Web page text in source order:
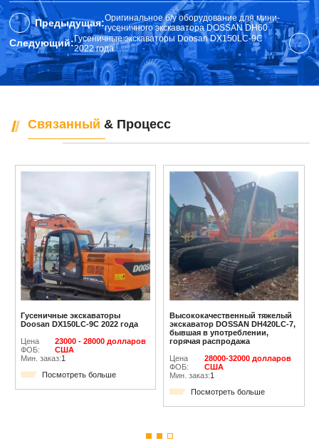
Предыдущая:Оригинальное б/у оборудование для мини-
гусеничного экскаватора DOSSAN DH60
Следующий:Гусеничные экскаваторы Doosan DX150LC-9C
2022 года
Связанный & Процесс
Гусеничные экскаваторы
Doosan DX150LC-9C 2022 года
Цена
ФОБ:
23000 - 28000 долларов
США
Мин. заказ:1
Посмотреть больше
Высококачественный тяжелый
экскаватор DOSSAN DH420LC-7,
бывшая в употреблении,
горячая распродажа
Цена
ФОБ:
28000-32000 долларов
США
Мин. заказ:1
Посмотреть больше